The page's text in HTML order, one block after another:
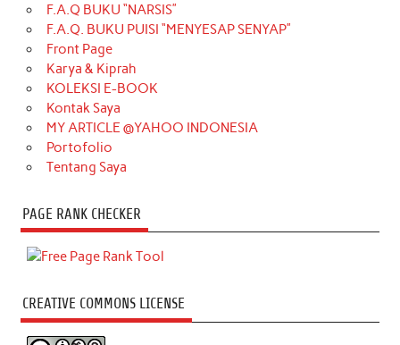
F.A.Q BUKU “NARSIS”
F.A.Q. BUKU PUISI “MENYESAP SENYAP”
Front Page
Karya & Kiprah
KOLEKSI E-BOOK
Kontak Saya
MY ARTICLE @YAHOO INDONESIA
Portofolio
Tentang Saya
PAGE RANK CHECKER
CREATIVE COMMONS LICENSE